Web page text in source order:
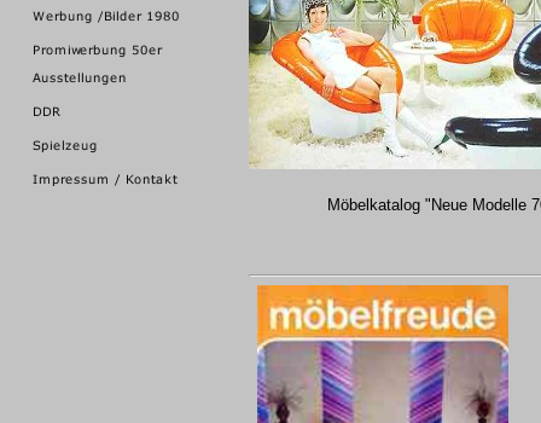
Möbelkatalog "Neue Modelle